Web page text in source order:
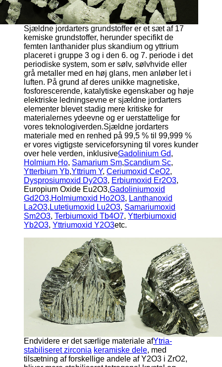
Sjældne jordarters grundstoffer er et sæt af 17
kemiske grundstoffer, herunder specifikt de
femten lanthanider plus skandium og yttrium
placeret i gruppe 3 og i den 6. og 7. periode i det
periodiske system, som er sølv, sølvhvide eller
grå metaller med en høj glans, men anløber let i
luften. På grund af deres unikke magnetiske,
fosforescerende, katalytiske egenskaber og høje
elektriske ledningsevne er sjældne jordarters
elementer blevet stadig mere kritiske for
materialernes ydeevne og er uerstattelige for
vores teknologiverden.Sjældne jordarters
materiale med en renhed på 99,5 % til 99,999 %
er vores vigtigste serviceforsyning til vores kunder
over hele verden, inklusiveGadolinium Gd,
Holmium Ho, Samarium Sm,Scandium Sc,
Ytterbium Yb,Yttrium Y, Ceriumoxid CeO2,
Dysprosiumoxid Dy2O3, Erbiumoxid Er2O3,
Europium Oxide Eu2O3,Gadoliniumoxid
Gd2O3,Holmiumoxid Ho2O3, Lanthanoxid
La2O3,Lutetiumoxid Lu2O3, Samariumoxid
Sm2O3, Terbiumoxid Tb4O7, Ytterbiumoxid
Yb2O3, Yttriumoxid Y2O3etc.
Endvidere er det særlige materiale afYtria-
stabiliseret zirconia keramiske dele, med
tilsætning af forskellige andele af Y2O3 i ZrO2,